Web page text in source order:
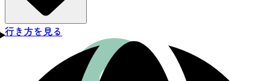
行き方を見る